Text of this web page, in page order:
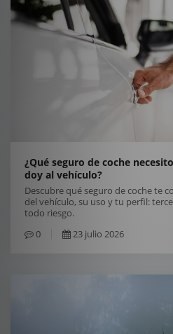
¿Qué seguro de coche
doy al vehículo?
Descubre qué seguro de coche te
del vehículo, su uso y tu perfil:
todo riesgo.
0
23 julio 2026